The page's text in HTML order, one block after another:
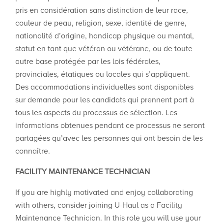
pris en considération sans distinction de leur race,
couleur de peau, religion, sexe, identité de genre,
nationalité d’origine, handicap physique ou mental,
statut en tant que vétéran ou vétérane, ou de toute
autre base protégée par les lois fédérales,
provinciales, étatiques ou locales qui s’appliquent.
Des accommodations individuelles sont disponibles
sur demande pour les candidats qui prennent part à
tous les aspects du processus de sélection. Les
informations obtenues pendant ce processus ne seront
partagées qu’avec les personnes qui ont besoin de les
connaître.
FACILITY MAINTENANCE TECHNICIAN
If you are highly motivated and enjoy collaborating
with others, consider joining U-Haul as a Facility
Maintenance Technician. In this role you will use your